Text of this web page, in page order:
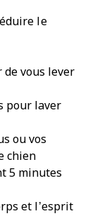
le
de vous lever
pour laver
ou vos
chien
5 minutes
et l’esprit